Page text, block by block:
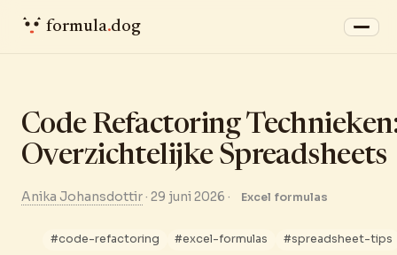
Code Refactoring
Overzichtelijke Spreadsheets
Anika Johansdottir· 29 juni 2026 · Excel formulas
#code-refactoring #excel-formulas #spreadsheet-tips
formula.dog